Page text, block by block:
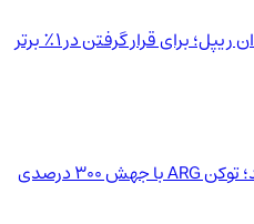
به‌روزرسانی لیست ثروتمندان ریپل؛ برای قرار گرفتن در ۱٪ برتر
آرژانتین به نیمه‌نهایی رسید؛ توکن ARG با جهش ۳۰۰ درصدی